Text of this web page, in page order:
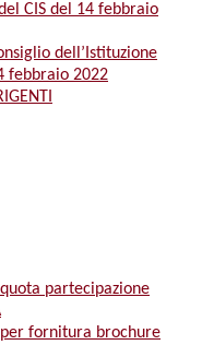
CIS del 14 febbraio
dell’Istituzione
febbraio 2022
partecipazione
fornitura brochure